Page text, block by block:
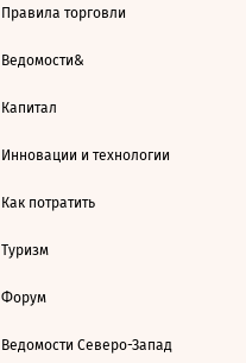
Правила торговли
Ведомости&
Капитал
Инновации и технологии
Как потратить
Туризм
Форум
Ведомости Северо-Запад